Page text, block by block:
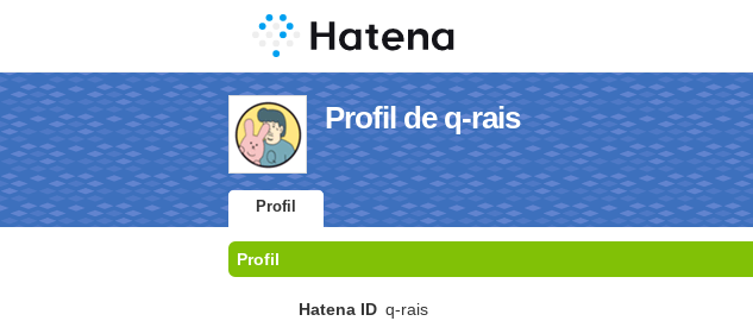
Profil de q-rais
Profil
Profil
Hatena ID q-rais